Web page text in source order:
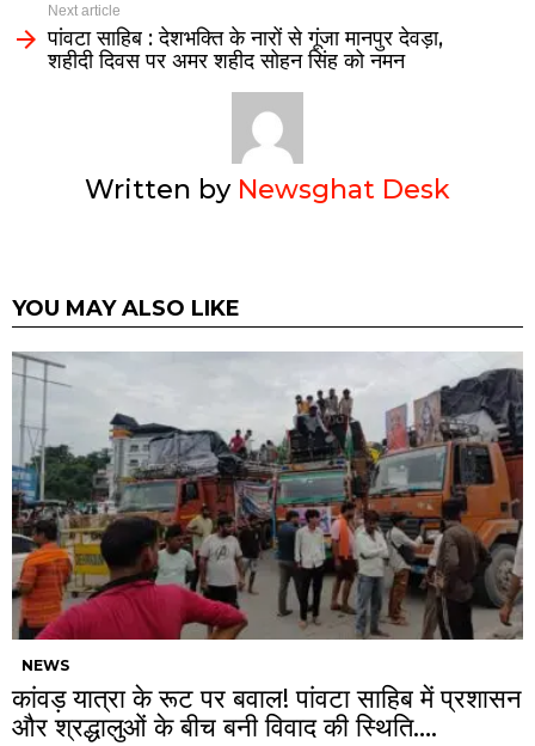
Next article
पांवटा साहिब : देशभक्ति के नारों से गूंजा मानपुर देवड़ा,
शहीदी दिवस पर अमर शहीद सोहन सिंह को नमन
Written by Newsghat Desk
YOU MAY ALSO LIKE
NEWS
कांवड़ यात्रा के रूट पर बवाल! पांवटा साहिब में प्रशासन
और श्रद्धालुओं के बीच बनी विवाद की स्थिति….